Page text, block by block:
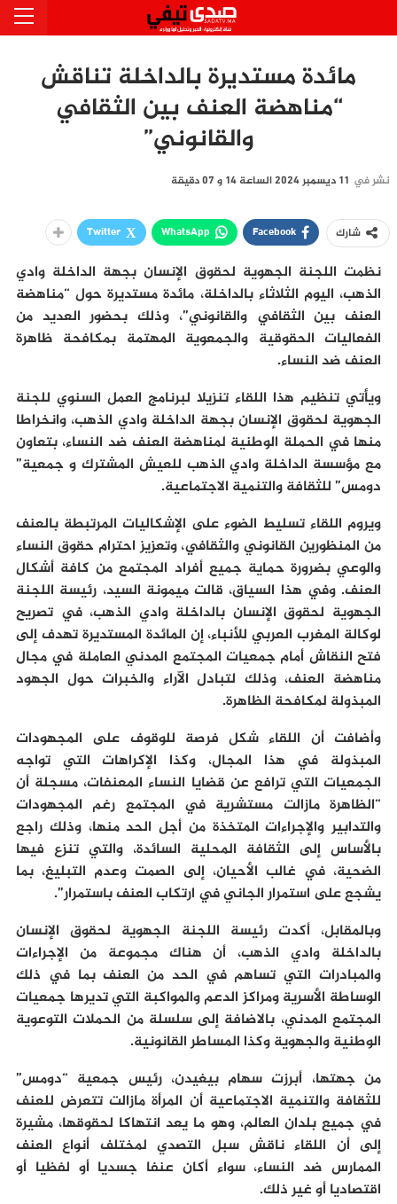
مائدة مستديرة بالداخلة تناقش
“مناهضة العنف بين الثقافي
والقانوني”
نشر في 11 ديسمبر 2024 الساعة 14 و 07 دقيقة
شارك Facebook
WhatsApp
Twitter
نظمت اللجنة الجهوية لحقوق الإنسان بجهة الداخلة وادي
الذهب، اليوم الثلاثاء بالداخلة، مائدة مستديرة حول “مناهضة
العنف بين الثقافي والقانوني”، وذلك بحضور العديد من
الفعاليات الحقوقية والجمعوية المهتمة بمكافحة ظاهرة
العنف ضد النساء.
ويأتي تنظيم هذا اللقاء تنزيلا لبرنامج العمل السنوي للجنة
الجهوية لحقوق الإنسان بجهة الداخلة وادي الذهب، وانخراطا
منها في الحملة الوطنية لمناهضة العنف ضد النساء، بتعاون
مع مؤسسة الداخلة وادي الذهب للعيش المشترك و جمعية”
دومس” للثقافة والتنمية الاجتماعية.
ويروم اللقاء تسليط الضوء على الإشكاليات المرتبطة بالعنف
من المنظورين القانوني والثقافي، وتعزيز احترام حقوق النساء
والوعي بضرورة حماية جميع أفراد المجتمع من كافة أشكال
العنف. وفي هذا السياق، قالت ميمونة السيد، رئيسة اللجنة
الجهوية لحقوق الإنسان بالداخلة وادي الذهب، في تصريح
لوكالة المغرب العربي للأنباء، إن المائدة المستديرة تهدف إلى
فتح النقاش أمام جمعيات المجتمع المدني العاملة في مجال
مناهضة العنف، وذلك لتبادل الآراء والخبرات حول الجهود
المبذولة لمكافحة الظاهرة.
وأضافت أن اللقاء شكل فرصة للوقوف على المجهودات
المبذولة في هذا المجال، وكذا الإكراهات التي تواجه
الجمعيات التي ترافع عن قضايا النساء المعنفات، مسجلة أن
“الظاهرة مازالت مستشرية في المجتمع رغم المجهودات
والتدابير والإجراءات المتخذة من أجل الحد منها، وذلك راجع
بالأساس إلى الثقافة المحلية السائدة، والتي تنزع فيها
الضحية، في غالب الأحيان، إلى الصمت وعدم التبليغ، بما
يشجع على استمرار الجاني في ارتكاب العنف باستمرار”.
وبالمقابل، أكدت رئيسة اللجنة الجهوية لحقوق الإنسان
بالداخلة وادي الذهب، أن هناك مجموعة من الإجراءات
والمبادرات التي تساهم في الحد من العنف بما في ذلك
الوساطة الأسرية ومراكز الدعم والمواكبة التي تديرها جمعيات
المجتمع المدني، بالاضافة إلى سلسلة من الحملات التوعوية
الوطنية والجهوية وكذا المساطر القانونية.
من جهتها، أبرزت سهام بيغيدن، رئيس جمعية “دومس”
للثقافة والتنمية الاجتماعية أن المرأة مازالت تتعرض للعنف
في جميع بلدان العالم، وهو ما يعد انتهاكا لحقوقها، مشيرة
إلى أن اللقاء ناقش سبل التصدي لمختلف أنواع العنف
الممارس ضد النساء، سواء أكان عنفا جسديا أو لفظيا أو
اقتصاديا أو غير ذلك.